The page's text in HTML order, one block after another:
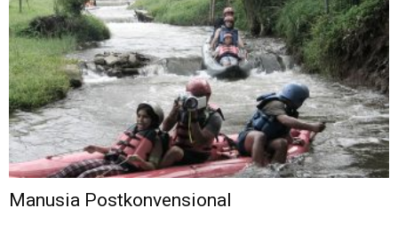
Manusia Postkonvensional